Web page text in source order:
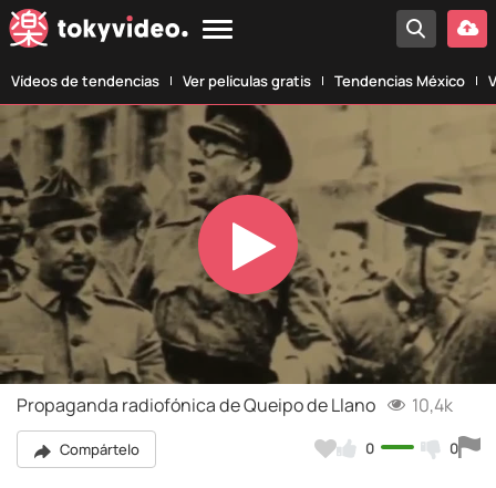
Vídeos de tendencias Ver películas gratis Tendencias México
Play
Video
Propaganda radiofónica de Queipo de Llano 10,4k
Compártelo 0 0